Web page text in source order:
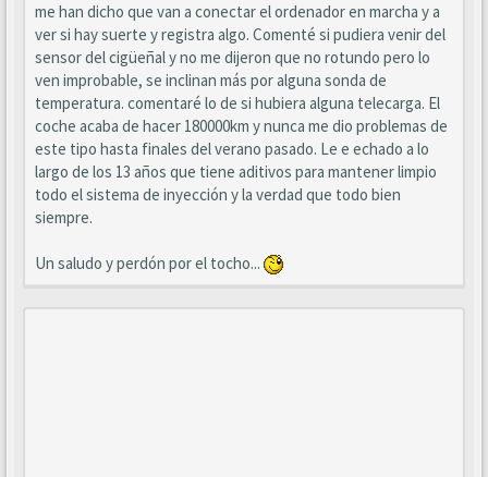
me han dicho que van a conectar el ordenador en marcha y a
ver si hay suerte y registra algo. Comenté si pudiera venir del
sensor del cigüeñal y no me dijeron que no rotundo pero lo
ven improbable, se inclinan más por alguna sonda de
temperatura. comentaré lo de si hubiera alguna telecarga. El
coche acaba de hacer 180000km y nunca me dio problemas de
este tipo hasta finales del verano pasado. Le e echado a lo
largo de los 13 años que tiene aditivos para mantener limpio
todo el sistema de inyección y la verdad que todo bien
siempre.
Un saludo y perdón por el tocho...